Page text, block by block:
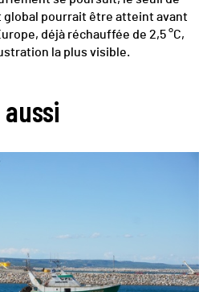
global pourrait être atteint avant
déjà réchauffée de 2,5 °C,
la plus visible.